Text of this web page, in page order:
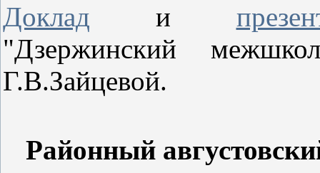
Доклад и
"Дзержинский
Г.В.Зайцевой.
Районный